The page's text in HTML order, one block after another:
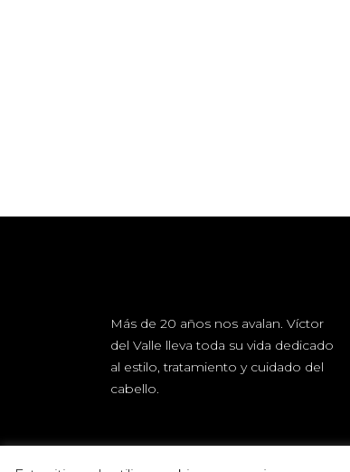
Más de 20 años nos avalan. Víctor
del Valle lleva toda su vida dedicado
al estilo, tratamiento y cuidado del
cabello.